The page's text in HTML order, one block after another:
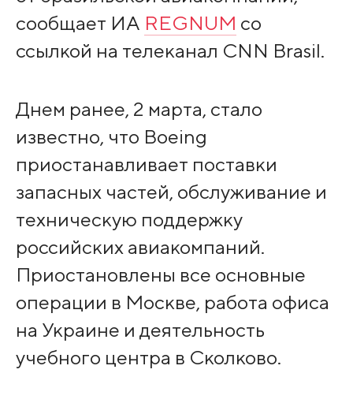
сообщает ИА REGNUM со
ссылкой на телеканал CNN Brasil.
Днем ранее, 2 марта, стало
известно, что Boeing
приостанавливает поставки
запасных частей, обслуживание и
техническую поддержку
российских авиакомпаний.
Приостановлены все основные
операции в Москве, работа офиса
на Украине и деятельность
учебного центра в Сколково.